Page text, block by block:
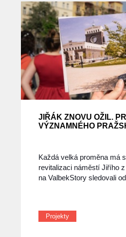
JIŘÁK ZNOVU OŽIL.
VÝZNAMNÉHO
Každá velká proměna má
revitalizaci náměstí Jiřího
na ValbekStory sledovali
Projekty